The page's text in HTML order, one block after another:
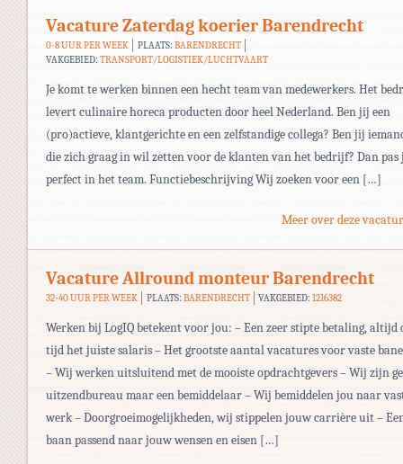
Vacature Zaterdag koerier Barendrecht
0-8 UUR PER WEEK PLAATS: BARENDRECHT
VAKGEBIED: TRANSPORT/LOGISTIEK/LUCHTVAART
Je komt te werken binnen een hecht team van medewerkers. Het
levert culinaire horeca producten door heel Nederland. Ben jij een
(pro)actieve, klantgerichte en een zelfstandige collega? Ben jij
die zich graag in wil zetten voor de klanten van het bedrijf? Dan
perfect in het team. Functiebeschrijving Wij zoeken voor een […]
Meer over deze
Vacature Allround monteur Barendrecht
32-40 UUR PER WEEK PLAATS: BARENDRECHT VAKGEBIED:1216382
Werken bij LogIQ betekent voor jou: – Een zeer stipte betaling, altijd
tijd het juiste salaris – Het grootste aantal vacatures voor vaste
– Wij werken uitsluitend met de mooiste opdrachtgevers – Wij zijn
uitzendbureau maar een bemiddelaar – Wij bemiddelen jou naar
werk – Doorgroeimogelijkheden, wij stippelen jouw carrière uit –
baan passend naar jouw wensen en eisen […]